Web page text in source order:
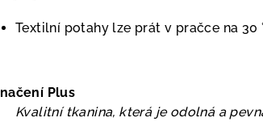
Textilní potahy lze prát v pračce na 30
Plus
Kvalitní tkanina, která je odolná a